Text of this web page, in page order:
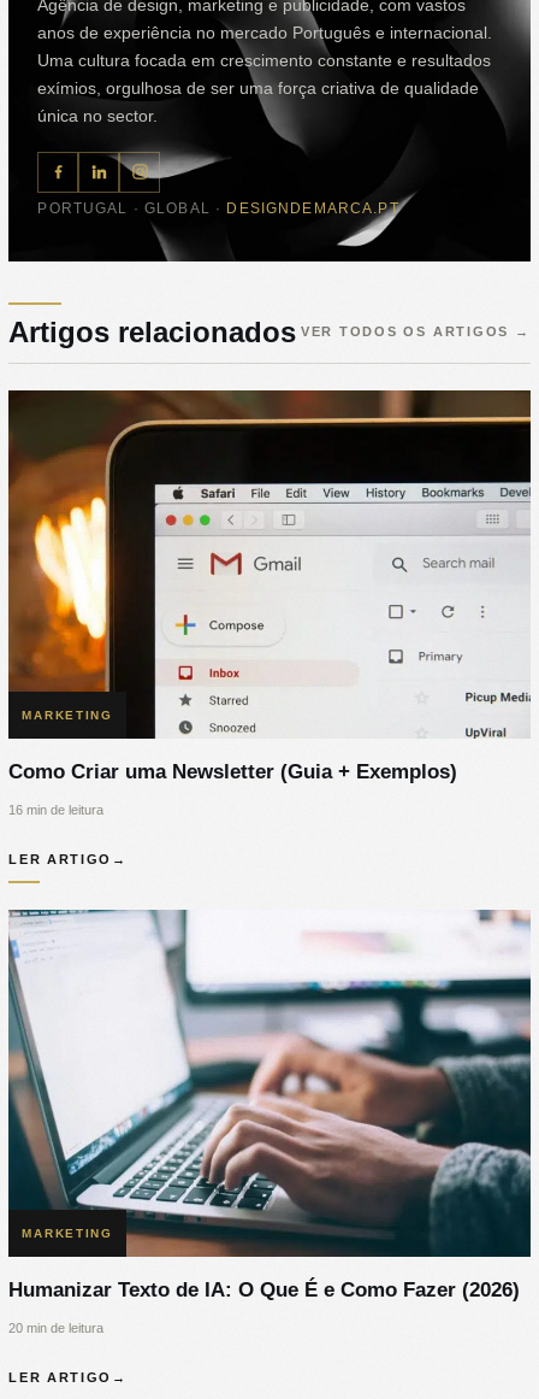
Agência de design, marketing e publicidade, com vastos
anos de experiência no mercado Português e internacional.
Uma cultura focada em crescimento constante e resultados
exímios, orgulhosa de ser uma força criativa de qualidade
única no sector.
PORTUGAL · GLOBAL · DESIGNDEMARCA.PT
Artigos relacionados VER TODOS OS ARTIGOS →
MARKETING
Como Criar uma Newsletter (Guia + Exemplos)
16 min de leitura
LER ARTIGO →
MARKETING
Humanizar Texto de IA: O Que É e Como Fazer (2026)
20 min de leitura
LER ARTIGO →